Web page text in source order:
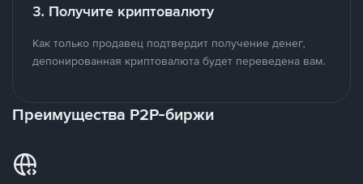
3. Получите криптовалюту
Как только продавец подтвердит получение денег,
депонированная криптовалюта будет переведена вам.
Преимущества P2P-биржи